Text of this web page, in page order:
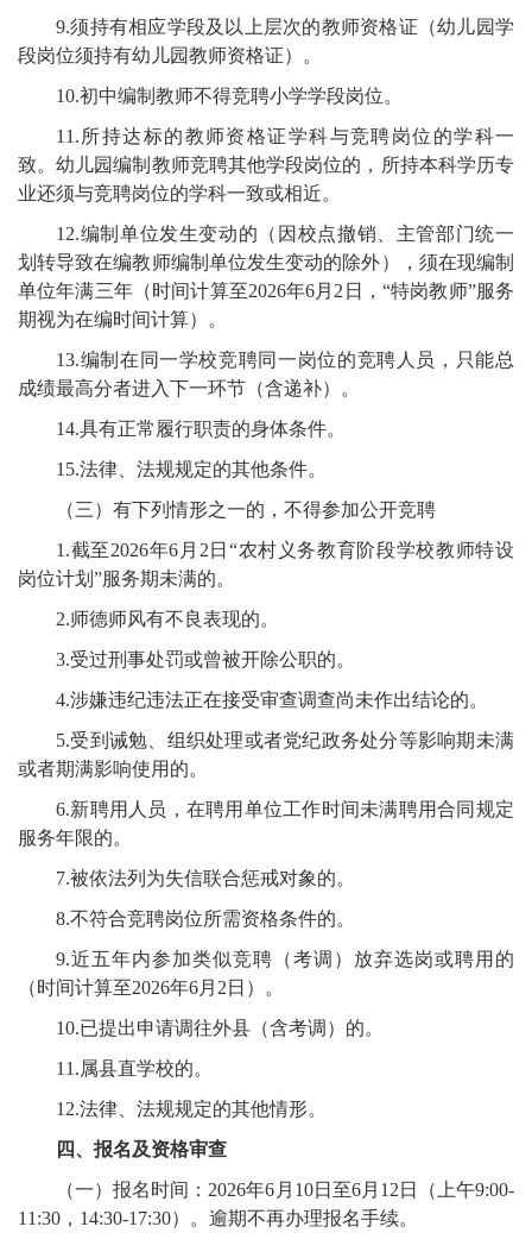
9.须持有相应学段及以上层次的教师资格证（幼儿园学
段岗位须持有幼儿园教师资格证）。
10.初中编制教师不得竞聘小学学段岗位。
11.所持达标的教师资格证学科与竞聘岗位的学科一
致。幼儿园编制教师竞聘其他学段岗位的，所持本科学历专
业还须与竞聘岗位的学科一致或相近。
12.编制单位发生变动的（因校点撤销、主管部门统一
划转导致在编教师编制单位发生变动的除外），须在现编制
单位年满三年（时间计算至2026年6月2日，“特岗教师”服务
期视为在编时间计算）。
13.编制在同一学校竞聘同一岗位的竞聘人员，只能总
成绩最高分者进入下一环节（含递补）。
14.具有正常履行职责的身体条件。
15.法律、法规规定的其他条件。
（三）有下列情形之一的，不得参加公开竞聘
1.截至2026年6月2日“农村义务教育阶段学校教师特设
岗位计划”服务期未满的。
2.师德师风有不良表现的。
3.受过刑事处罚或曾被开除公职的。
4.涉嫌违纪违法正在接受审查调查尚未作出结论的。
5.受到诫勉、组织处理或者党纪政务处分等影响期未满
或者期满影响使用的。
6.新聘用人员，在聘用单位工作时间未满聘用合同规定
服务年限的。
7.被依法列为失信联合惩戒对象的。
8.不符合竞聘岗位所需资格条件的。
9.近五年内参加类似竞聘（考调）放弃选岗或聘用的
（时间计算至2026年6月2日）。
10.已提出申请调往外县（含考调）的。
11.属县直学校的。
12.法律、法规规定的其他情形。
四、报名及资格审查
（一）报名时间：2026年6月10日至6月12日（上午9:00-
11:30，14:30-17:30）。逾期不再办理报名手续。